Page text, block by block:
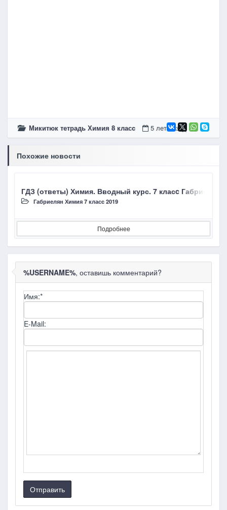
Микитюк тетрадь Химия 8 класc 5 лет назад
Похожие новости
ГДЗ (ответы) Химия. Вводный курс. 7 класc Габриелян
Габриелян Химия 7 класc 2019
Подробнее
%USERNAME%, оставишь комментарий?
Имя:*
E-Mail:
Отправить